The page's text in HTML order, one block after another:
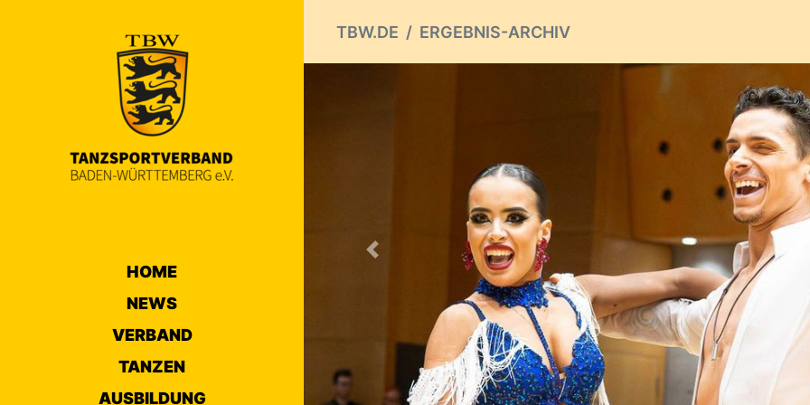
HOME
NEWS
VERBAND
TANZEN
AUSBILDUNG
TBW.DE ERGEBNIS-ARCHIV
Previous